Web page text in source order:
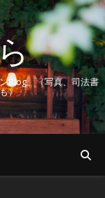
Blog。（写真、司法書
）